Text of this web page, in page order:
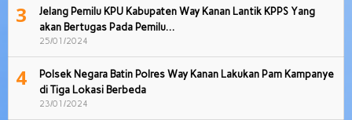
3
Jelang Pemilu KPU Kabupaten Way Kanan Lantik KPPS Yang
akan Bertugas Pada Pemilu…
25/01/2024
4
Polsek Negara Batin Polres Way Kanan Lakukan Pam Kampanye
di Tiga Lokasi Berbeda
23/01/2024